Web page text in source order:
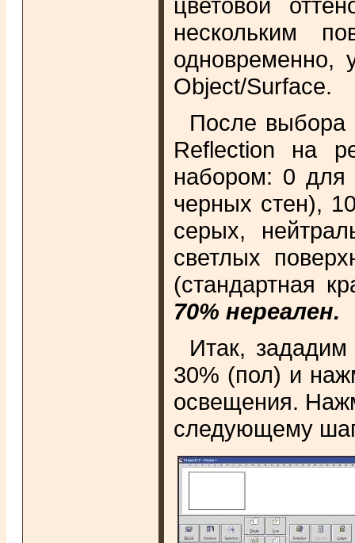
нескольким
одновременно,
Object/Surface.
После выбора
Reflection на
набором: 0 для
черных стен),
серых,
светлых
(стандартная
70% нереален.
Итак,
30% (пол) и
освещения.
следующему